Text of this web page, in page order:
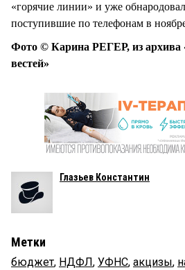
«горячие линии» и уже
поступившие по телефонам в
Фото © Карина РЕГЕР, из архива
вестей»
Глазьев Константин
Метки
бюджет, НДФЛ, УФНС, акцизы,